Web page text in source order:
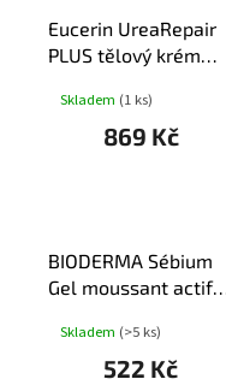
Eucerin UreaRepair
PLUS tělový krém
Skladem (1 ks)
869 Kč
BIODERMA Sébium
Gel moussant actif
Skladem (>5 ks)
522 Kč